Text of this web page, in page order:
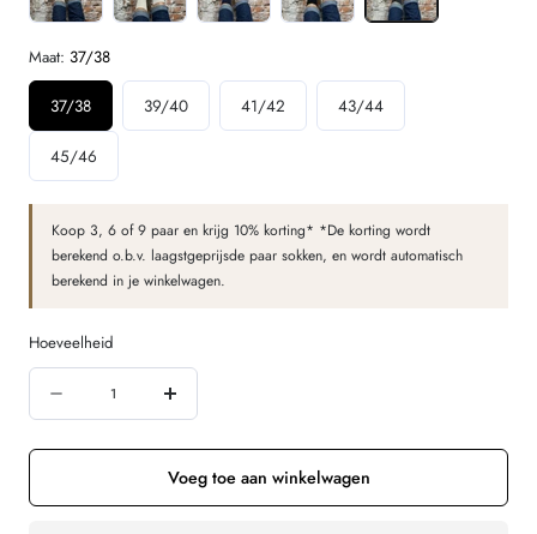
Maat: 37/38
37/38 39/40 41/42 43/44
45/46
Koop 3, 6 of 9 paar en krijg 10% korting* *De korting wordt
berekend o.b.v. laagstgeprijsde paar sokken, en wordt automatisch
berekend in je winkelwagen.
Hoeveelheid
verminderen
GRODO
Verhoog
de
hoeveelheid
voor
Voeg toe aan winkelwagen